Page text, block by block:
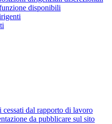
disponibili
cessati dal rapporto di lavoro
da pubblicare sul sito